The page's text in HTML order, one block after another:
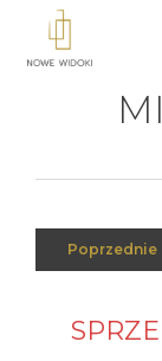
Poprzednie